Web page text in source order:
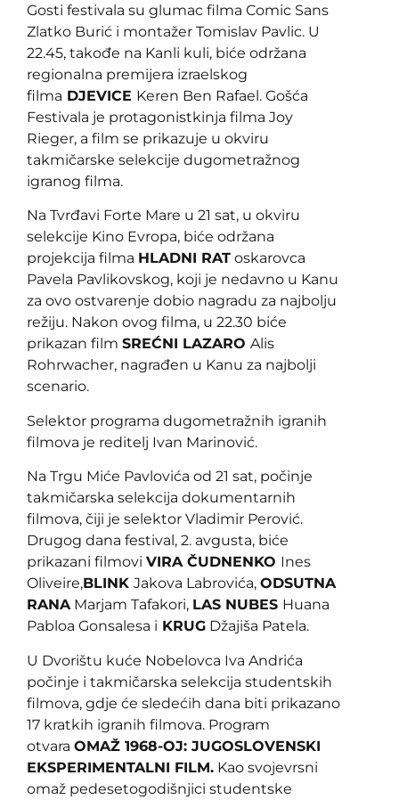
Gosti festivala su glumac filma Comic Sans
Zlatko Burić i montažer Tomislav Pavlic. U
22.45, takođe na Kanli kuli, biće održana
regionalna premijera izraelskog
filma DJEVICE Keren Ben Rafael. Gošća
Festivala je protagonistkinja filma Joy
Rieger, a film se prikazuje u okviru
takmičarske selekcije dugometražnog
igranog filma.
Na Tvrđavi Forte Mare u 21 sat, u okviru
selekcije Kino Evropa, biće održana
projekcija filma HLADNI RAT oskarovca
Pavela Pavlikovskog, koji je nedavno u Kanu
za ovo ostvarenje dobio nagradu za najbolju
režiju. Nakon ovog filma, u 22.30 biće
prikazan film SREĆNI LAZARO Alis
Rohrwacher, nagrađen u Kanu za najbolji
scenario.
Selektor programa dugometražnih igranih
filmova je reditelj Ivan Marinović.
Na Trgu Miće Pavlovića od 21 sat, počinje
takmičarska selekcija dokumentarnih
filmova, čiji je selektor Vladimir Perović.
Drugog dana festival, 2. avgusta, biće
prikazani filmovi VIRA ČUDNENKO Ines
Oliveire,BLINK Jakova Labrovića, ODSUTNA
RANAMarjam Tafakori, LAS NUBES Huana
Pabloa Gonsalesa i KRUG Džajiša Patela.
U Dvorištu kuće Nobelovca Iva Andrića
počinje i takmičarska selekcija studentskih
filmova, gdje će sledećih dana biti prikazano
17 kratkih igranih filmova. Program
otvara OMAŽ 1968-OJ: JUGOSLOVENSKI
EKSPERIMENTALNI FILM. Kao svojevrsni
omaž pedesetogodišnjici studentske